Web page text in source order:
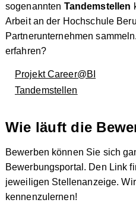
sogenannten Tandemstellen
Arbeit an der Hochschule
Partnerunternehmen
erfahren?
Projekt Career@BI
Tandemstellen
Wie läuft die
Bewerben können Sie sich
Bewerbungsportal. Den Link
jeweiligen Stellenanzeige.
kennenzulernen!